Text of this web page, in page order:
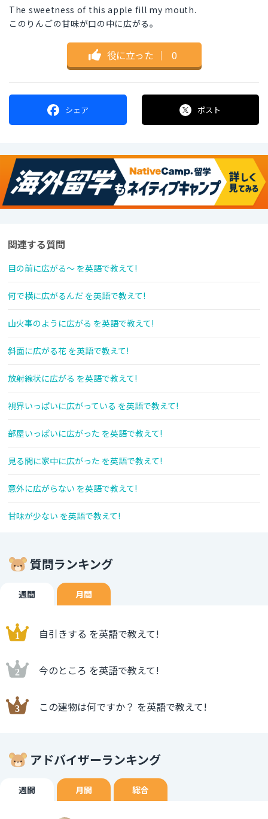
The sweetness of this apple fill my mouth.
このりんごの甘味が口の中に広がる。
役に立った ｜ 0
シェア ポスト
関連する質問
目の前に広がる～ を英語で教えて!
何で横に広がるんだ を英語で教えて!
山火事のように広がる を英語で教えて!
斜面に広がる花 を英語で教えて!
放射線状に広がる を英語で教えて!
視界いっぱいに広がっている を英語で教えて!
部屋いっぱいに広がった を英語で教えて!
見る間に家中に広がった を英語で教えて!
意外に広がらない を英語で教えて!
甘味が少ない を英語で教えて!
質問ランキング
週間 月間
自引きする を英語で教えて!
今のところ を英語で教えて!
この建物は何ですか？ を英語で教えて!
アドバイザーランキング
週間 月間 総合